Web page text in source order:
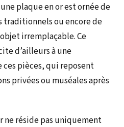
plaque en or est ornée de
traditionnels ou encore de
irremplaçable. Ce
d’ailleurs à une
ces pièces, qui reposent
privées ou muséales après
ne réside pas uniquement